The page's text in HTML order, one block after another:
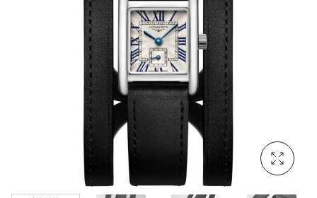
Neu bei Vogl: Uhren von Grand Seiko
Neu bei Vogl: Cartier
Mehr erfahren: Ikonische Uhren von Cartier